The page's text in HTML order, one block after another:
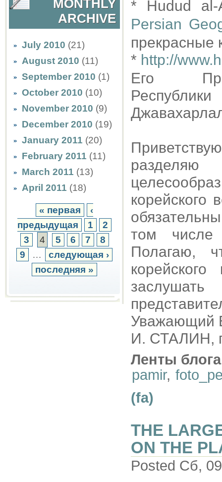
MONTHLY
ARCHIVE
July 2010 (21)
August 2010 (11)
September 2010 (1)
October 2010 (10)
November 2010 (9)
December 2010 (19)
January 2011 (20)
February 2011 (11)
March 2011 (13)
April 2011 (18)
« первая
‹
предыдущая
1
2
3
4 5 6 7
8
9
…
следующая ›
последняя »
* Hudud
Persian
прекрасные
* http://
Его
корейского
том числе
Полагаю,
Уважающий
И. СТАЛИН,
Ленты
pamir,
(fa)
THE
ON THE
Posted Сб,